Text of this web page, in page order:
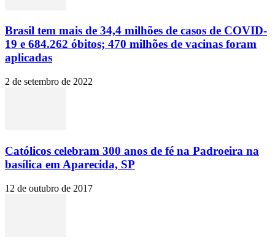
Brasil tem mais de 34,4 milhões de casos de COVID-
19 e 684.262 óbitos; 470 milhões de vacinas foram
aplicadas
2 de setembro de 2022
Católicos celebram 300 anos de fé na Padroeira na
basílica em Aparecida, SP
12 de outubro de 2017